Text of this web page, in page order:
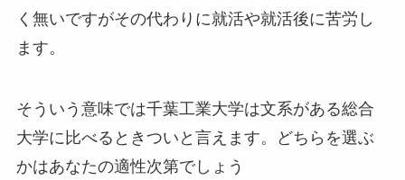
く無いですがその代わりに就活や就活後に苦労し
ます。
そういう意味では千葉工業大学は文系がある総合
大学に比べるときついと言えます。どちらを選ぶ
かはあなたの適性次第でしょう